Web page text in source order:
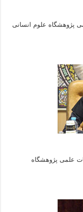
پژوهشگاه علوم انسانی
علمی پژوهشگاه